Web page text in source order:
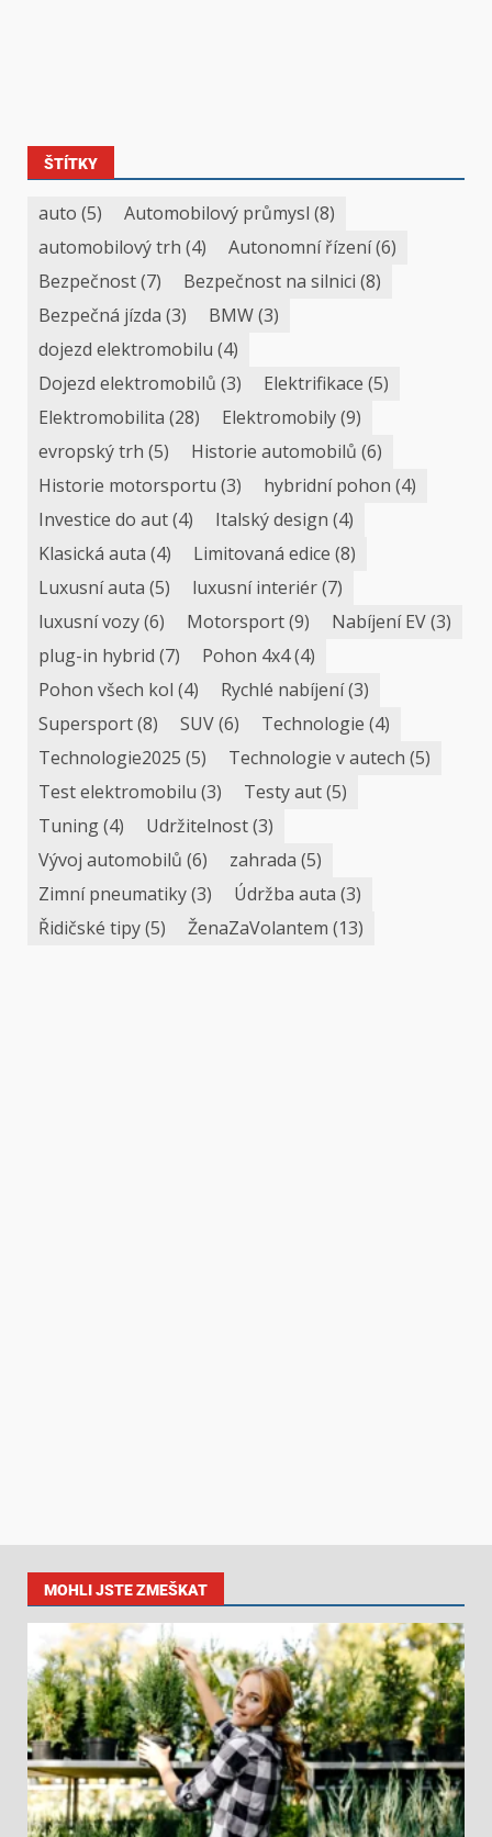
ŠTÍTKY
auto (5) Automobilový průmysl (8)
automobilový trh (4) Autonomní řízení(6)
Bezpečnost(7) Bezpečnost na silnici (8)
Bezpečná jízda (3) BMW(3)
dojezd elektromobilu (4)
Dojezd elektromobilů (3) Elektrifikace (5)
Elektromobilita (28) Elektromobily(9)
evropský trh (5) Historie automobilů (6)
Historie motorsportu (3) hybridní pohon (4)
Investice do aut(4) Italský design (4)
Klasická auta (4) Limitovaná edice (8)
Luxusní auta (5) luxusní interiér(7)
luxusní vozy(6) Motorsport(9) Nabíjení EV(3)
plug-in hybrid (7) Pohon 4x4(4)
Pohon všech kol (4) Rychlé nabíjení(3)
Supersport(8) SUV(6) Technologie (4)
Technologie2025 (5) Technologie v autech (5)
Test elektromobilu (3) Testy aut(5)
Tuning(4) Udržitelnost(3)
Vývoj automobilů (6) zahrada (5)
Zimní pneumatiky(3) Údržba auta (3)
Řidičské tipy(5) ŽenaZaVolantem (13)
MOHLI JSTE ZMEŠKAT